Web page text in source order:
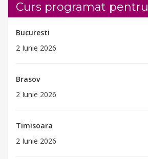
Curs programat pentru
Bucuresti
2 Iunie 2026
Brasov
2 Iunie 2026
Timisoara
2 Iunie 2026